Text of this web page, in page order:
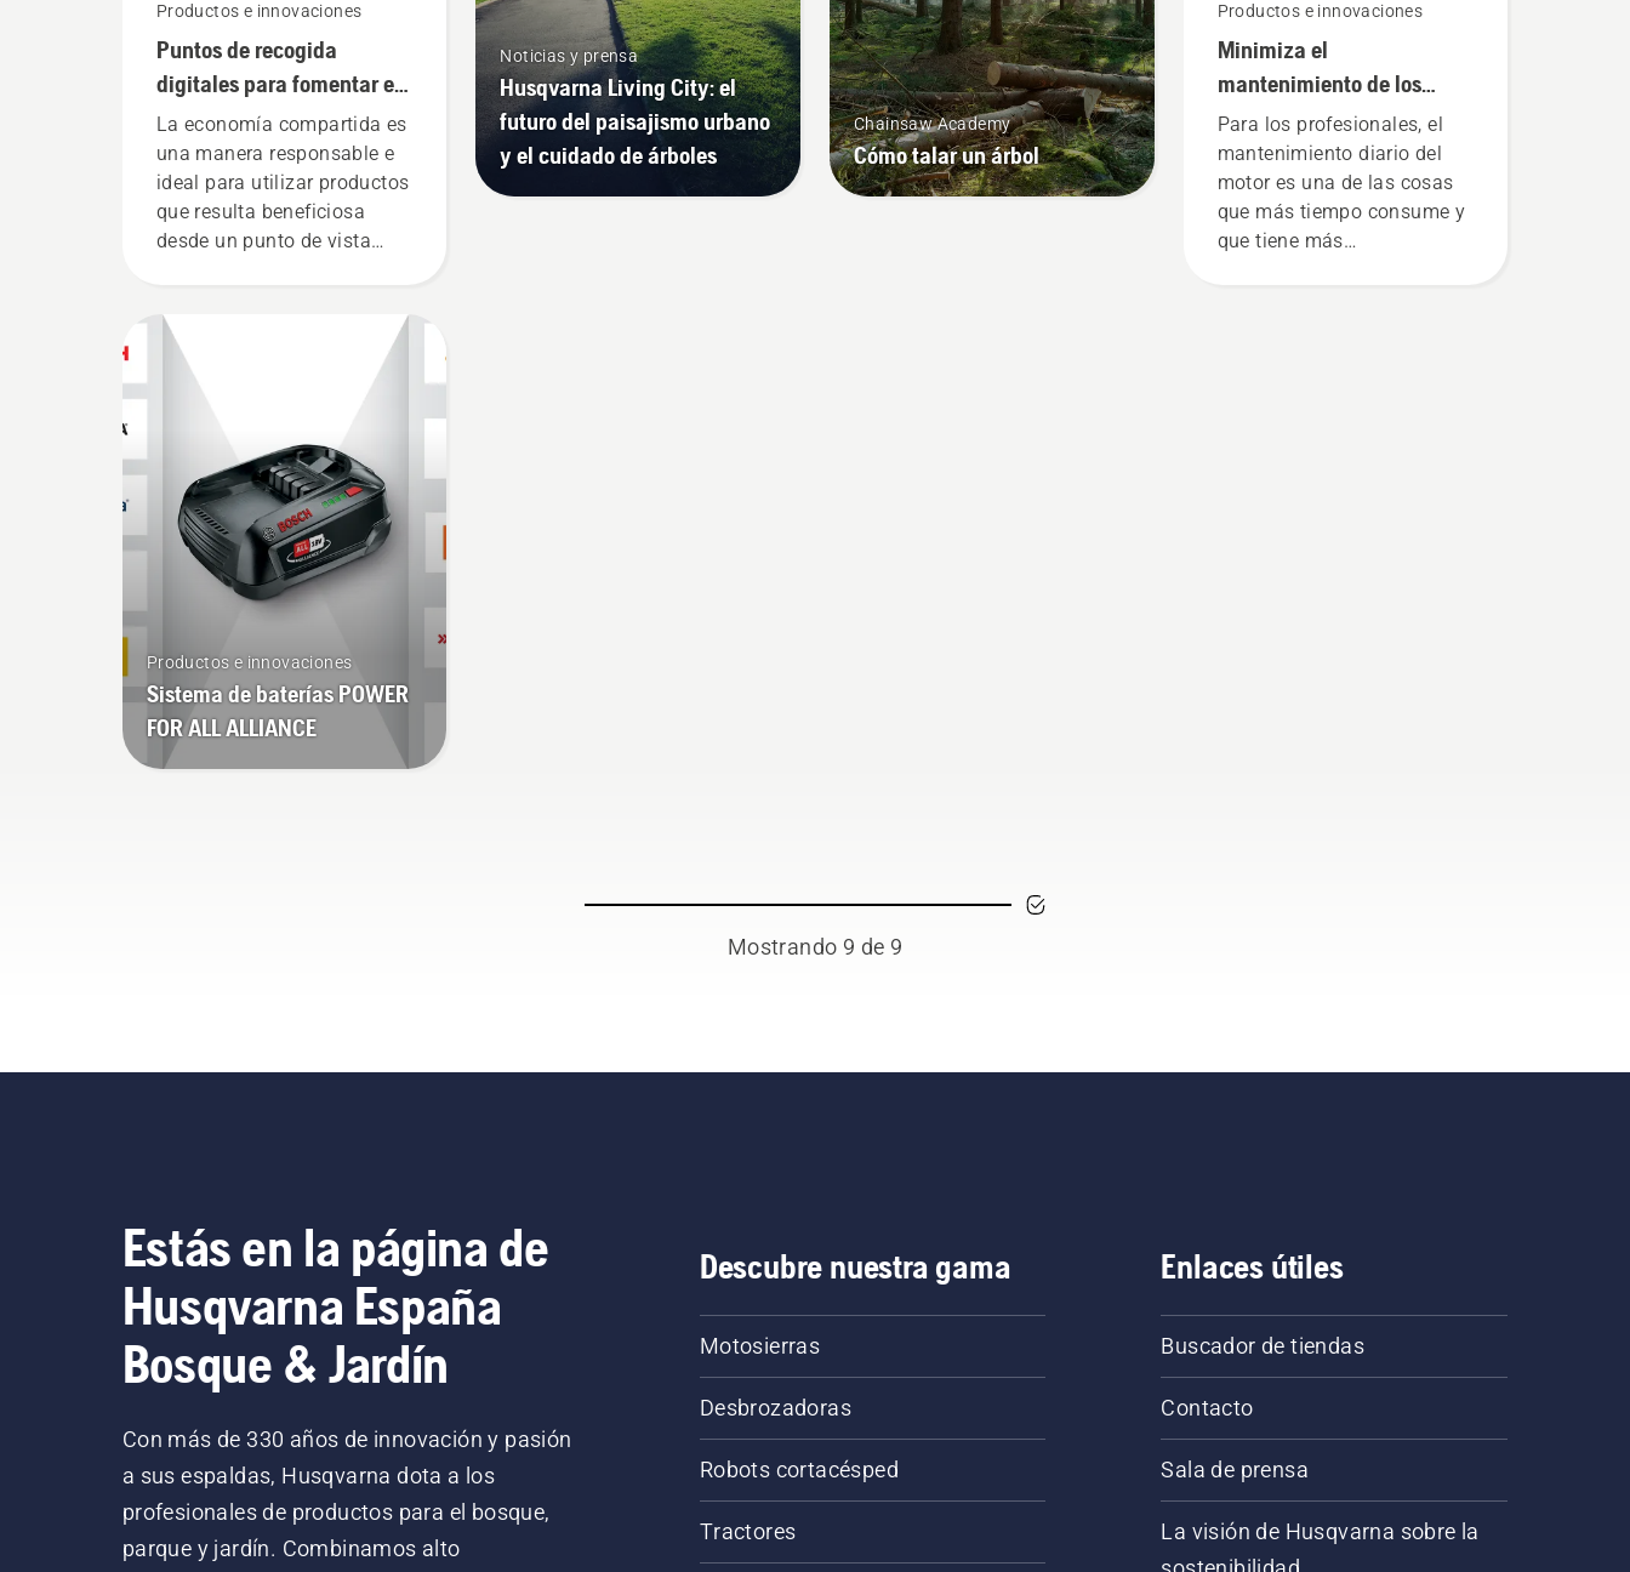
Productos e innovaciones
Puntos de recogida
digitales para fomentar el
uso compartido de
productos de batería
La economía compartida es
una manera responsable e
ideal para utilizar productos
que resulta beneficiosa
desde un punto de vista
Consideramos que este
modelo es perfecto para las
herramientas de jardinería.
posibilidad de compartir
máquinas de batería
alquilándolas en los puntos
de recogida digitales que
tenemos repartidos por
varios países y que reciben
Productos e innovaciones
Sistema de baterías POWER
FOR ALL ALLIANCE
Noticias y prensa
Husqvarna Living City: el
futuro del paisajismo urbano
y el cuidado de árboles
Chainsaw Academy
Cómo talar un árbol
Productos e innovaciones
Minimiza el
mantenimiento de los
equipos a motor pasándote
a las máquinas a batería
Para los profesionales, el
mantenimiento diario del
motor es una de las cosas
que más tiempo consume y
que tiene más
Mostrando 9 de 9
Estás en la página de
Husqvarna España
Bosque & Jardín
Con más de 330 años de innovación y pasión
a sus espaldas, Husqvarna dota a los
profesionales de productos para el bosque,
parque y jardín. Combinamos alto
Descubre nuestra gama
Motosierras
Desbrozadoras
Robots cortacésped
Tractores
Enlaces útiles
Buscador de tiendas
Contacto
Sala de prensa
La visión de Husqvarna sobre la